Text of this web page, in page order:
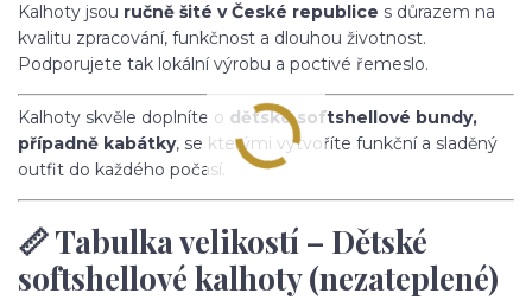
Kalhoty jsou ručně šité v České republice s důrazem na
kvalitu zpracování, funkčnost a dlouhou životnost.
Podporujete tak lokální výrobu a poctivé řemeslo.
Kalhoty skvěle doplníte o dětské softshellové bundy,
případně kabátky, se kterými vytvoříte funkční a sladěný
outfit do každého počasí.
📏 Tabulka velikostí – Dětské
softshellové kalhoty (nezateplené)